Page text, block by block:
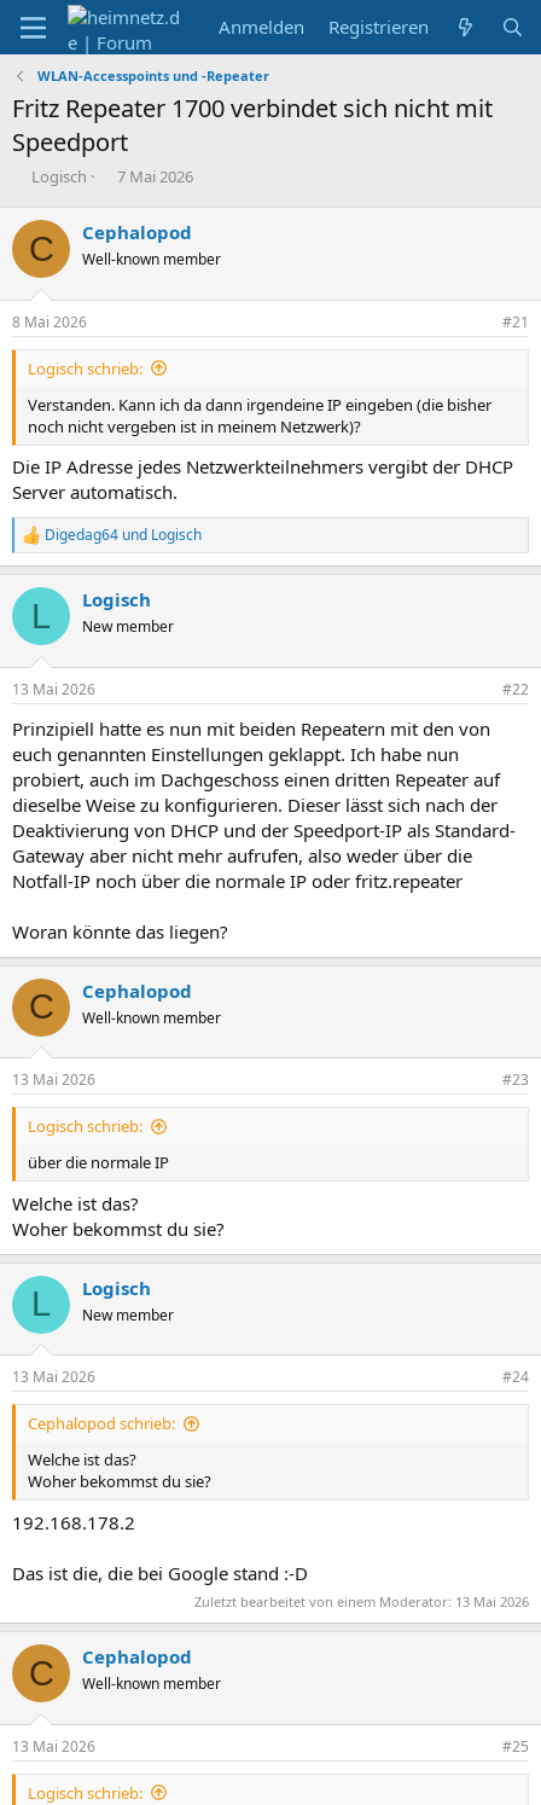
Anmelden Registrieren
WLAN-Accesspoints und -Repeater
Fritz Repeater 1700 verbindet sich nicht mit
Speedport
E
s
t
e
l
l
e
r
Logisch
E
t
e
l
a
m
7 Mai 2026
C Cephalopod
Well-known member
8 Mai 2026 #21
Logisch schrieb:
Verstanden. Kann ich da dann irgendeine IP eingeben (die bisher
noch nicht vergeben ist in meinem Netzwerk)?
Die IP Adresse jedes Netzwerkteilnehmers vergibt der DHCP
Server automatisch.
R
e
k
i
e
:
Digedag64 und Logisch
L Logisch
New member
13 Mai 2026 #22
Prinzipiell hatte es nun mit beiden Repeatern mit den von
euch genannten Einstellungen geklappt. Ich habe nun
probiert, auch im Dachgeschoss einen dritten Repeater auf
dieselbe Weise zu konfigurieren. Dieser lässt sich nach der
Deaktivierung von DHCP und der Speedport-IP als Standard-
Gateway aber nicht mehr aufrufen, also weder über die
Notfall-IP noch über die normale IP oder fritz.repeater
Woran könnte das liegen?
C Cephalopod
Well-known member
13 Mai 2026 #23
Logisch schrieb:
über die normale IP
Welche ist das?
Woher bekommst du sie?
L Logisch
New member
13 Mai 2026 #24
Cephalopod schrieb:
Welche ist das?
Woher bekommst du sie?
192.168.178.2
Das ist die, die bei Google stand :-D
Zuletzt bearbeitet von einem Moderator: 13 Mai 2026
C Cephalopod
Well-known member
13 Mai 2026 #25
Logisch schrieb: